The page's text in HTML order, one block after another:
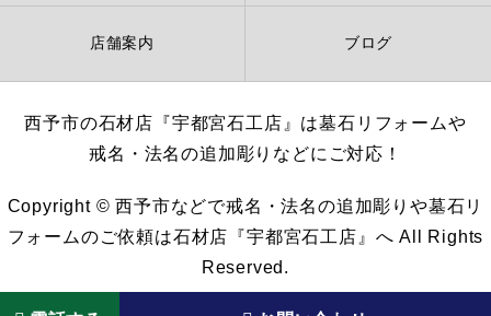
店舗案内 ブログ
西予市の石材店『宇都宮石工店』は墓石リフォームや
戒名・法名の追加彫りなどにご対応！
Copyright © 西予市などで戒名・法名の追加彫りや墓石リ
フォームのご依頼は石材店『宇都宮石工店』へ All Rights
Reserved.